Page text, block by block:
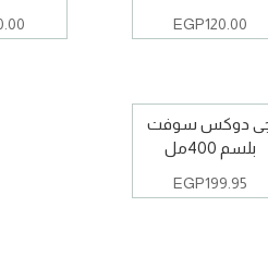
EGP120.00
دوكس سوفت
بلسم 400مل
EGP199.95